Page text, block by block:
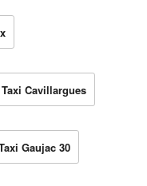
Cavillargues
Gaujac 30